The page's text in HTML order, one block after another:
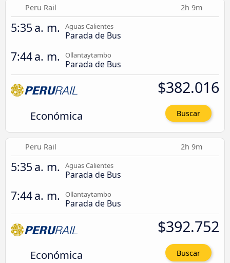
Peru Rail 2h 9m
5:35 a. m. Aguas Calientes
Parada de Bus
7:44 a. m. Ollantaytambo
Parada de Bus
Económica
$382.016
Buscar
Peru Rail 2h 9m
5:35 a. m. Aguas Calientes
Parada de Bus
7:44 a. m. Ollantaytambo
Parada de Bus
Económica
$392.752
Buscar